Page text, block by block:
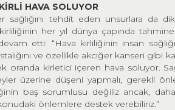
HAVA SOLUYOR
sağlığını tehdit eden unsurlara da
her yıl dünya çapında
etti: “Hava kirliliğinin insan
ve özellikle akciğer kanseri gibi
oranda kirletici içeren hava soluyor.
üzerine düşeni yapmalı, gerekli
baş sorumlusu değiliz ancak,
önlemlere destek verebiliriz.”